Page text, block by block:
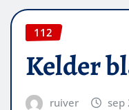
112
Kelder
ruiver sep